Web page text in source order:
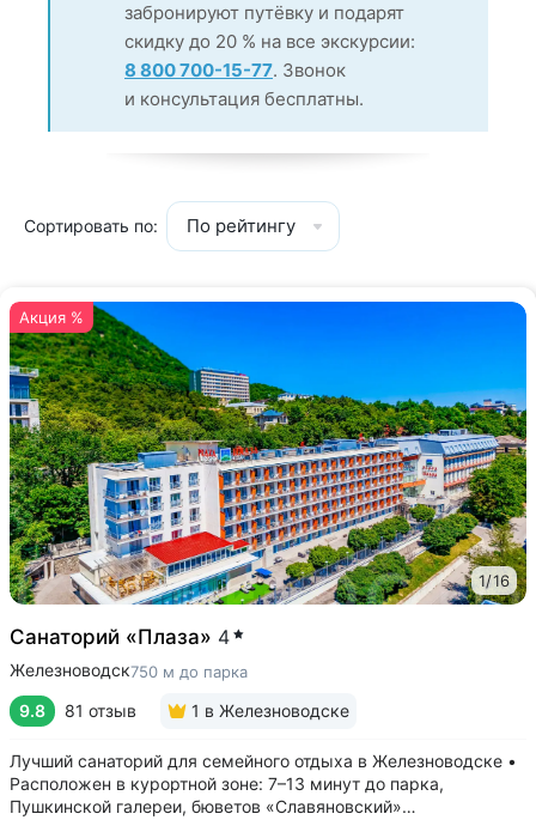
забронируют путёвку и подарят
скидку до 20 % на все экскурсии:
8 800 700-15-77. Звонок
и консультация бесплатны.
Сортировать по: По рейтингу
Акция %
1/16
Санаторий «Плаза» 4
Железноводск750 м до парка
9.8 81 отзыв 1 в Железноводске
Лучший санаторий для семейного отдыха в Железноводске •
Расположен в курортной зоне: 7–13 минут до парка,
Пушкинской галереи, бюветов «Славяновский»